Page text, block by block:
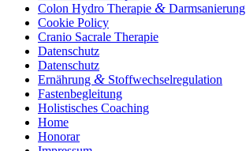
Colon Hydro Therapie & Darmsanierung
Cookie Policy
Cranio Sacrale Therapie
Datenschutz
Datenschutz
Ernährung & Stoffwechselregulation
Fastenbegleitung
Holistisches Coaching
Home
Honorar